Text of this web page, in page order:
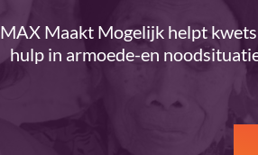
MAX Maakt Mogelijk helpt
hulp in armoede-en